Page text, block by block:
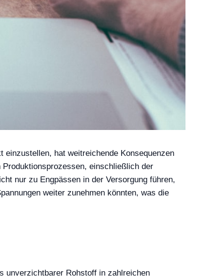
einzustellen, hat weitreichende Konsequenzen
einschließlich der
nur zu Engpässen in der Versorgung führen,
weiter zunehmen könnten, was die
unverzichtbarer Rohstoff in zahlreichen